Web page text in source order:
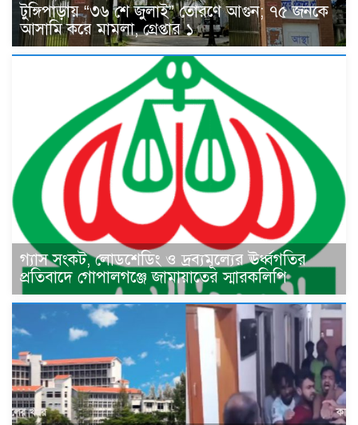
টুঙ্গিপাড়ায় “৩৬ শে জুলাই” তোরণে আগুন; ৭৫ জনকে
আসামি করে মামলা, গ্রেপ্তার ১
গ্যাস সংকট, লোডশেডিং ও দ্রব্যমূল্যের ঊর্ধ্বগতির
প্রতিবাদে গোপালগঞ্জে জামায়াতের স্মারকলিপি